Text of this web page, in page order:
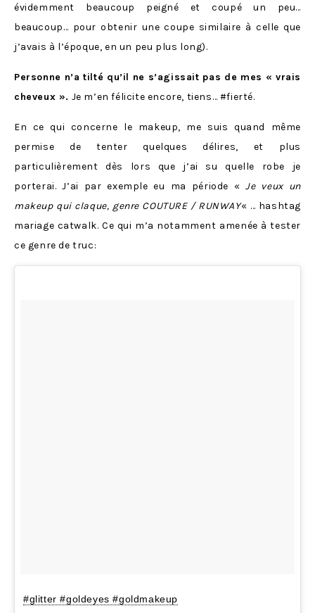
évidemment beaucoup peigné et coupé un peu…
beaucoup… pour obtenir une coupe similaire à celle que
j’avais à l’époque, en un peu plus long).
Personne n’a tilté qu’il ne s’agissait pas de mes « vrais
cheveux ». Je m’en félicite encore, tiens… #fierté.
En ce qui concerne le makeup, me suis quand même
permise de tenter quelques délires, et plus
particulièrement dès lors que j’ai su quelle robe je
porterai. J’ai par exemple eu ma période «Je veux un
makeup qui claque, genre COUTURE / RUNWAY« … hashtag
mariage catwalk. Ce qui m’a notamment amenée à tester
ce genre de truc:
#glitter #goldeyes #goldmakeup